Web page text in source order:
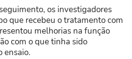
os investigadores
que recebeu o tratamento com
melhorias na função
com o que tinha sido
ensaio.